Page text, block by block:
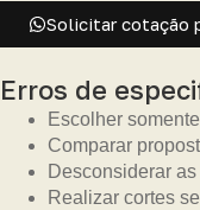
Solicitar cotação
Erros de
Escolher
Comparar
Desconsiderar
Realizar cortes